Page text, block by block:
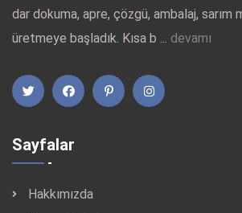
dar dokuma, apre, çözgü, ambalaj, sarım
üretmeye başladık. Kısa b ... devamı
Sayfalar
Hakkımızda